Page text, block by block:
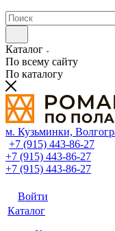
Каталог
По всему сайту
По каталогу
м. Кузьминки,
+7 (915) 443-86-27
+7 (915) 443-86-27
+7 (915) 443-86-27
Войти
Каталог